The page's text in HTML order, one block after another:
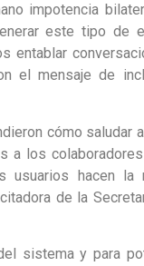
impotencia
este tipo de
mensaje de
cómo saludar
a los
usuarios hacen
de la
sistema y para